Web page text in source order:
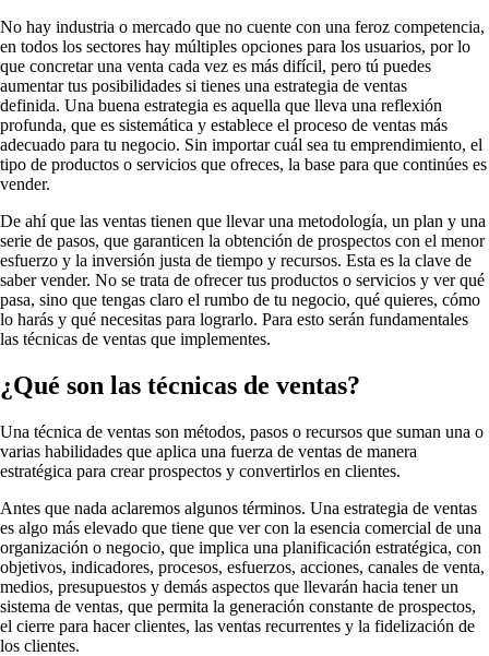
No hay industria o mercado que no cuente con una feroz competencia,
en todos los sectores hay múltiples opciones para los usuarios, por lo
que concretar una venta cada vez es más difícil, pero tú puedes
aumentar tus posibilidades si tienes una estrategia de ventas
definida. Una buena estrategia es aquella que lleva una reflexión
profunda, que es sistemática y establece el proceso de ventas más
adecuado para tu negocio. Sin importar cuál sea tu emprendimiento, el
tipo de productos o servicios que ofreces, la base para que continúes es
vender.
De ahí que las ventas tienen que llevar una metodología, un plan y una
serie de pasos, que garanticen la obtención de prospectos con el menor
esfuerzo y la inversión justa de tiempo y recursos. Esta es la clave de
saber vender. No se trata de ofrecer tus productos o servicios y ver qué
pasa, sino que tengas claro el rumbo de tu negocio, qué quieres, cómo
lo harás y qué necesitas para lograrlo. Para esto serán fundamentales
las técnicas de ventas que implementes.
¿Qué son las técnicas de ventas?
Una técnica de ventas son métodos, pasos o recursos que suman una o
varias habilidades que aplica una fuerza de ventas de manera
estratégica para crear prospectos y convertirlos en clientes.
Antes que nada aclaremos algunos términos. Una estrategia de ventas
es algo más elevado que tiene que ver con la esencia comercial de una
organización o negocio, que implica una planificación estratégica, con
objetivos, indicadores, procesos, esfuerzos, acciones, canales de venta,
medios, presupuestos y demás aspectos que llevarán hacia tener un
sistema de ventas, que permita la generación constante de prospectos,
el cierre para hacer clientes, las ventas recurrentes y la fidelización de
los clientes.